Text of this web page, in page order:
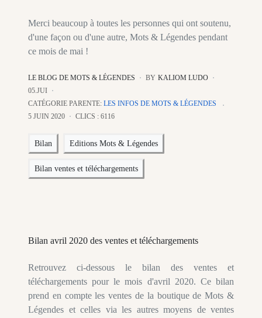
Merci beaucoup à toutes les personnes qui ont soutenu,
d'une façon ou d'une autre, Mots & Légendes pendant
ce mois de mai !
LE BLOG DE MOTS & LÉGENDES BY KALIOM LUDO
05.JUI
CATÉGORIE PARENTE: LES INFOS DE MOTS & LÉGENDES
5 JUIN 2020
CLICS : 6116
Bilan Editions Mots & Légendes
Bilan ventes et téléchargements
Bilan avril 2020 des ventes et téléchargements
Retrouvez ci-dessous le bilan des ventes et
téléchargements pour le mois d'avril 2020. Ce bilan
prend en compte les ventes de la boutique de Mots &
Légendes et celles via les autres moyens de ventes